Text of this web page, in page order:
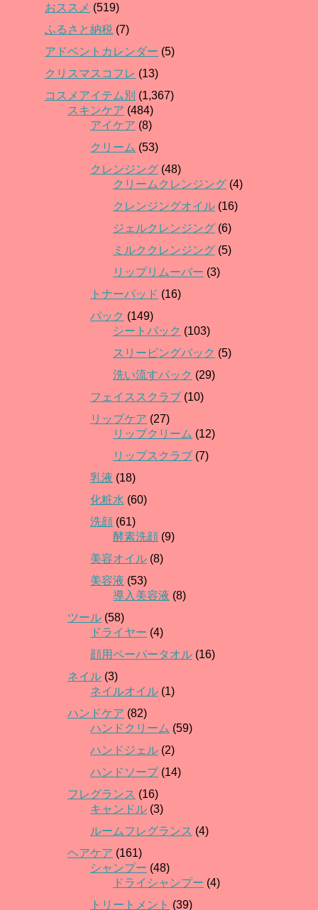
おススメ (519)
ふるさと納税 (7)
アドベントカレンダー (5)
クリスマスコフレ (13)
コスメアイテム別 (1,367)
スキンケア (484)
アイケア (8)
クリーム (53)
クレンジング (48)
クリームクレンジング (4)
クレンジングオイル (16)
ジェルクレンジング (6)
ミルククレンジング (5)
リップリムーバー (3)
トナーパッド (16)
パック (149)
シートパック (103)
スリーピングパック (5)
洗い流すパック (29)
フェイススクラブ (10)
リップケア (27)
リップクリーム (12)
リップスクラブ (7)
乳液 (18)
化粧水 (60)
洗顔 (61)
酵素洗顔 (9)
美容オイル (8)
美容液 (53)
導入美容液 (8)
ツール (58)
ドライヤー (4)
顔用ペーパータオル (16)
ネイル (3)
ネイルオイル (1)
ハンドケア (82)
ハンドクリーム (59)
ハンドジェル (2)
ハンドソープ(14)
フレグランス (16)
キャンドル (3)
ルームフレグランス (4)
ヘアケア (161)
シャンプー (48)
ドライシャンプー (4)
トリートメント (39)